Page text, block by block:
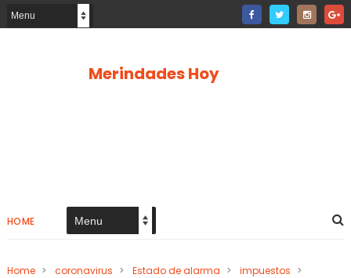
Merindades Hoy
HOME
Home > coronavirus > Estado de alarma > impuestos >